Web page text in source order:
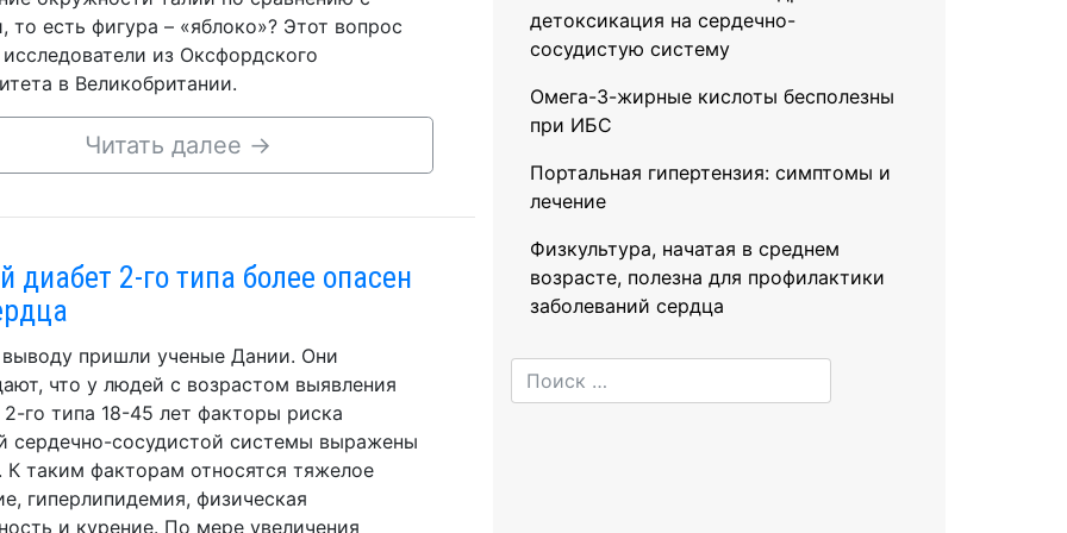
то есть фигура – «яблоко»? Этот вопрос
из Оксфордского
в Великобритании.
Читать далее →
диабет 2-го типа более опасен
пришли ученые Дании. Они
что у людей с возрастом выявления
2-го типа 18-45 лет факторы риска
сердечно-сосудистой системы выражены
К таким факторам относятся тяжелое
гиперлипидемия, физическая
и курение. По мере увеличения
детоксикация на сердечно-
сосудистую систему
Омега-3-жирные кислоты бесполезны
при ИБС
Портальная гипертензия: симптомы и
лечение
Физкультура, начатая в среднем
возрасте, полезна для профилактики
заболеваний сердца